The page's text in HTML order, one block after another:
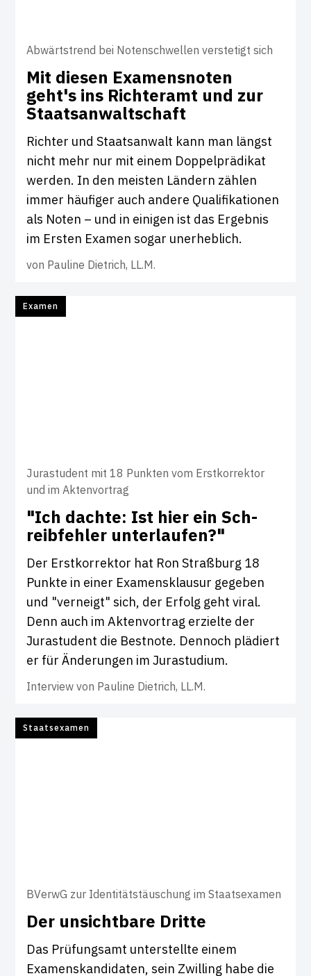
Abwärtstrend bei Notenschwellen verstetigt sich
Mit diesen Exa­mens­noten
geht's ins Rich­teramt und zur
Staats­an­walt­schaft
Richter und Staatsanwalt kann man längst
nicht mehr nur mit einem Doppelprädikat
werden. In den meisten Ländern zählen
immer häufiger auch andere Qualifikationen
als Noten – und in einigen ist das Ergebnis
im Ersten Examen sogar unerheblich.
von Pauline Dietrich, LL.M.
Examen
Jurastudent mit 18 Punkten vom Erstkorrektor
und im Aktenvortrag
"Ich dachte: Ist hier ein Sch­
reib­fehler unter­laufen?"
Der Erstkorrektor hat Ron Straßburg 18
Punkte in einer Examensklausur gegeben
und "verneigt" sich, der Erfolg geht viral.
Denn auch im Aktenvortrag erzielte der
Jurastudent die Bestnote. Dennoch plädiert
er für Änderungen im Jurastudium.
Interview von Pauline Dietrich, LL.M.
Staatsexamen
BVerwG zur Identitätstäuschung im Staatsexamen
Der unsicht­bare Dritte
Das Prüfungsamt unterstellte einem
Examenskandidaten, sein Zwilling habe die